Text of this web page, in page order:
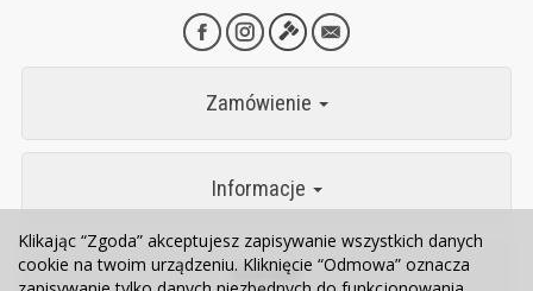
Zamówienie
Informacje
Kontakt
Klikając “Zgoda” akceptujesz zapisywanie wszystkich danych
cookie na twoim urządzeniu. Kliknięcie “Odmowa” oznacza